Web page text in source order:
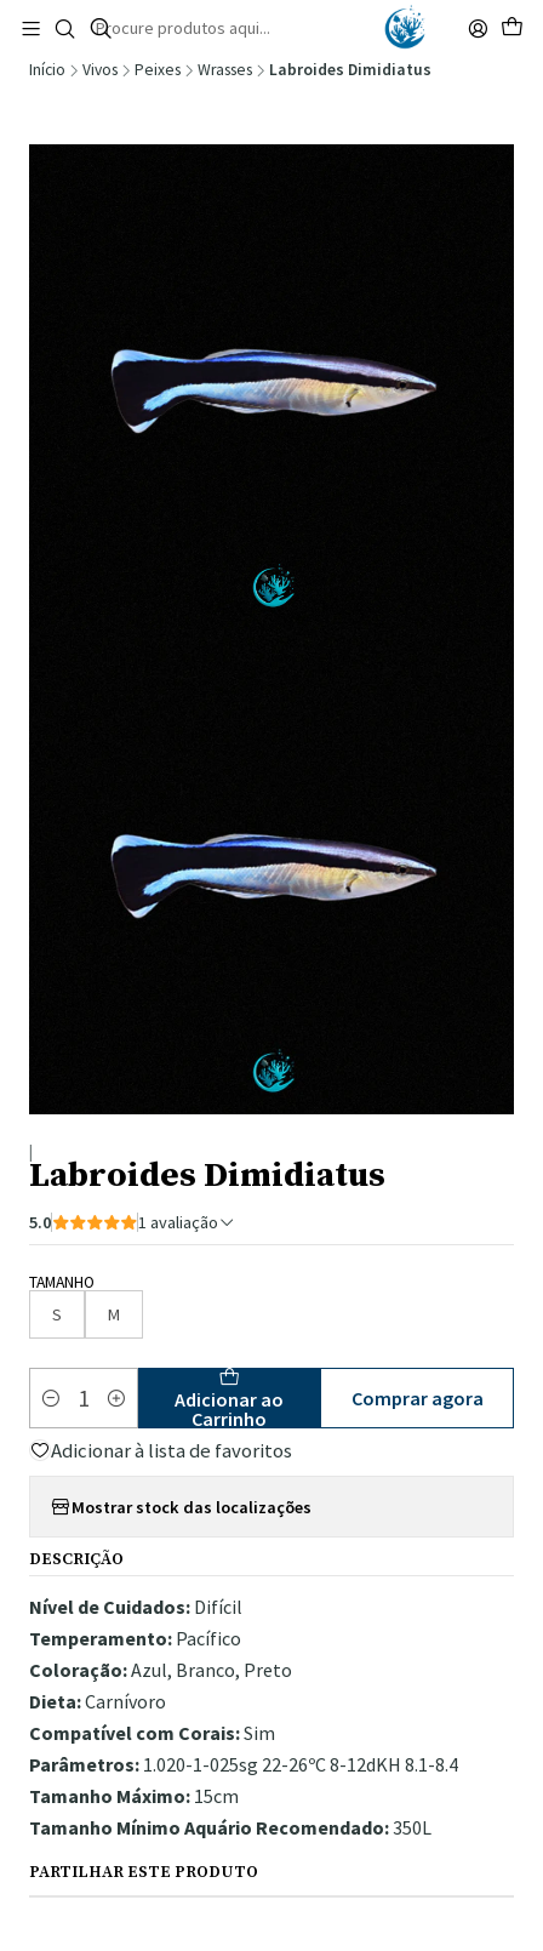
🚚 Portugal Continental: Portes Grátis desde 149,90€ (Envio extresso: 14,90€)
Ler mais
Início Vivos Peixes Wrasses Labroides Dimidiatus
|
Labroides Dimidiatus
5.0 1 avaliação
TAMANHO
S M
Quantidade
Adicionar ao
Carrinho
Comprar agora
Adicionar à lista de favoritos
Mostrar stock das localizações
DESCRIÇÃO
Nível de Cuidados: Difícil
Temperamento: Pacífico
Coloração:Azul, Branco, Preto
Dieta:Carnívoro
Compatível com Corais:Sim
Parâmetros: 1.020-1-025sg 22-26ºC 8-12dKH 8.1-8.4
Tamanho Máximo: 15cm
Tamanho Mínimo Aquário Recomendado:350L
PARTILHAR ESTE PRODUTO